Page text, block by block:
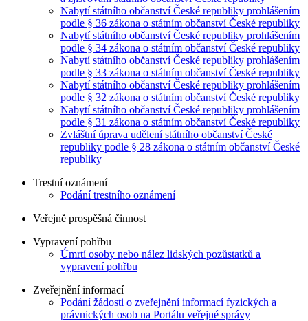
Nabytí státního občanství České republiky prohlášením
podle § 36 zákona o státním občanství České republiky
Nabytí státního občanství České republiky prohlášením
podle § 34 zákona o státním občanství České republiky
Nabytí státního občanství České republiky prohlášením
podle § 33 zákona o státním občanství České republiky
Nabytí státního občanství České republiky prohlášením
podle § 32 zákona o státním občanství České republiky
Nabytí státního občanství České republiky prohlášením
podle § 31 zákona o státním občanství České republiky
Zvláštní úprava udělení státního občanství České
republiky podle § 28 zákona o státním občanství České
republiky
Trestní oznámení
Podání trestního oznámení
Veřejně prospěšná činnost
Vypravení pohřbu
Úmrtí osoby nebo nález lidských pozůstatků a
vypravení pohřbu
Zveřejnění informací
Podání žádosti o zveřejnění informací fyzických a
právnických osob na Portálu veřejné správy